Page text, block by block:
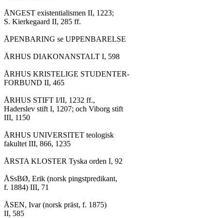
ÅNGEST existentialismen II, 1223;
S. Kierkegaard II, 285 ff.
ÅPENBARING se UPPENBARELSE
ÅRHUS DIAKONANSTALT I, 598
ÅRHUS KRISTELIGE STUDENTER-
FORBUND II, 465
ÅRHUS STIFT I/II, 1232 ff.,
Haderslev stift I, 1207; och Viborg stift
III, 1150
ÅRHUS UNIVERSITET teologisk
fakultet III, 866, 1235
ÅRSTA KLOSTER Tyska orden I, 92
ÅSsBØ, Erik (norsk pingstpredikant,
f. 1884) III, 71
ÅSEN, Ivar (norsk präst, f. 1875)
II, 585